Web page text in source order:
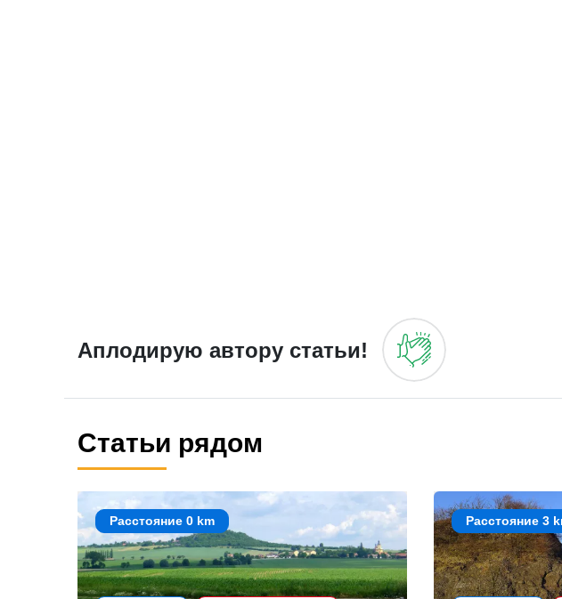
Аплодирую автору статьи!
Статьи рядом
Расстояние 0 km Расстояние 3